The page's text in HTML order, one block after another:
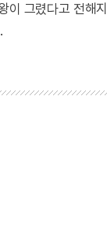
이 그렸다고 전해